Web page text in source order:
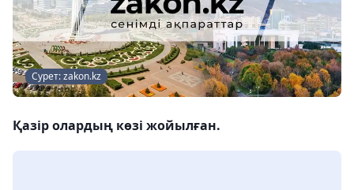
Сурет: zakon.kz
Қазір олардың көзі жойылған.